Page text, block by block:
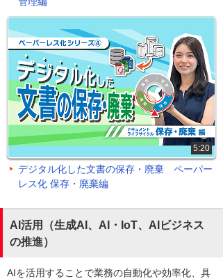
5:20
デジタル化した文書の保存・廃棄 ペーパー
レス化 保存・廃棄編
AI活用（生成AI、AI・IoT、AIビジネス
の推進）
AIを活用することで業務の自動化や効率化、具